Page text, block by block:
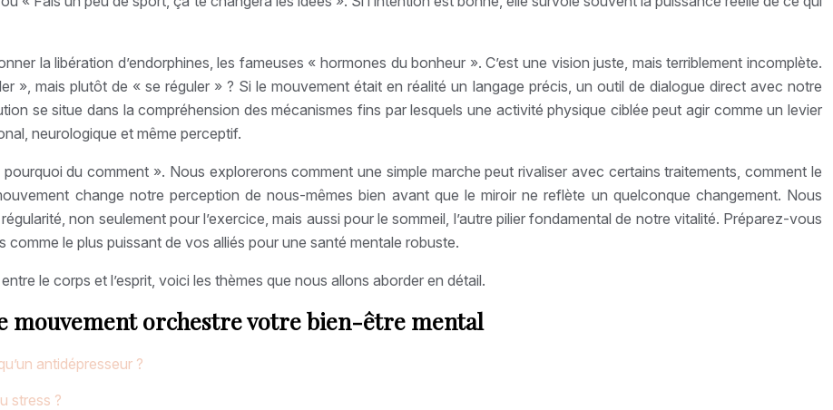
la libération d’endorphines, les fameuses « hormones du bonheur ». C’est une vision juste, mais terriblement incomplète.
», mais plutôt de « se réguler » ? Si le mouvement était en réalité un langage précis, un outil de dialogue direct avec notre
se situe dans la compréhension des mécanismes fins par lesquels une activité physique ciblée peut agir comme un levier
neurologique et même perceptif.
du comment ». Nous explorerons comment une simple marche peut rivaliser avec certains traitements, comment le
change notre perception de nous-mêmes bien avant que le miroir ne reflète un quelconque changement. Nous
non seulement pour l’exercice, mais aussi pour le sommeil, l’autre pilier fondamental de notre vitalité. Préparez-vous
le plus puissant de vos alliés pour une santé mentale robuste.
le corps et l’esprit, voici les thèmes que nous allons aborder en détail.
mouvement orchestre votre bien-être mental
antidépresseur ?
stress ?